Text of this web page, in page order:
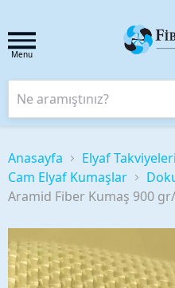
Menu
Anasayfa Elyaf Takviyeleri
Cam Elyaf Kumaşlar
Aramid Fiber Kumaş 900